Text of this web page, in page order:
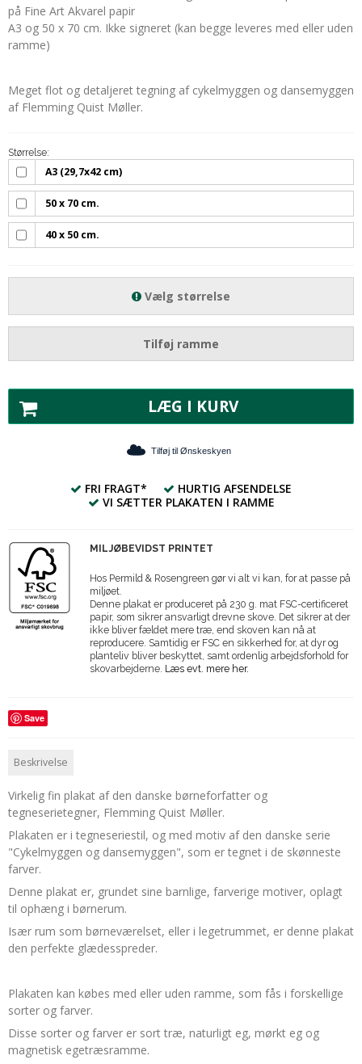
på Fine Art Akvarel papir
A3 og 50 x 70 cm. Ikke signeret (kan begge leveres med eller uden
ramme)
Meget flot og detaljeret tegning af cykelmyggen og dansemyggen
af Flemming Quist Møller.
Størrelse:
A3 (29,7x42 cm)
50 x 70 cm.
40 x 50 cm.
Vælg størrelse
Tilføj ramme
LÆG I KURV
Tilføj til Ønskeskyen
FRI FRAGT*
HURTIG AFSENDELSE
VI SÆTTER PLAKATEN I RAMME
MILJØBEVIDST PRINTET
Hos Permild & Rosengreen gør vi alt vi kan, for at passe på
miljøet.
Denne plakat er produceret på 230 g. mat FSC-certificeret
papir, som sikrer ansvarligt drevne skove. Det sikrer at der
ikke bliver fældet mere træ, end skoven kan nå at
reproducere. Samtidig er FSC en sikkerhed for, at dyr og
planteliv bliver beskyttet, samt ordenlig arbejdsforhold for
skovarbejderne. Læs evt. mere her.
Save
Beskrivelse
Virkelig fin plakat af den danske børneforfatter og
tegneserietegner, Flemming Quist Møller.
Plakaten er i tegneseriestil, og med motiv af den danske serie
"Cykelmyggen og dansemyggen", som er tegnet i de skønneste
farver.
Denne plakat er, grundet sine barnlige, farverige motiver, oplagt
til ophæng i børnerum.
Især rum som børneværelset, eller i legetrummet, er denne plakat
den perfekte glædesspreder.
Plakaten kan købes med eller uden ramme, som fås i forskellige
sorter og farver.
Disse sorter og farver er sort træ, naturligt eg, mørkt eg og
magnetisk egetræsramme.